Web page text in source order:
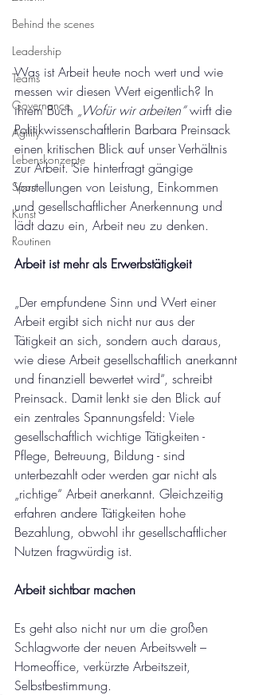
Behind the scenes
Leadership
Teams
Governance
Agility
Lebenskonzepte
Sport
Kunst
Routinen
Was ist Arbeit heute noch wert und wie
messen wir diesen Wert eigentlich? In
ihrem Buch „Wofür wir arbeiten“ wirft die
Politikwissenschaftlerin Barbara Preinsack
einen kritischen Blick auf unser Verhältnis
zur Arbeit. Sie hinterfragt gängige
Vorstellungen von Leistung, Einkommen
und gesellschaftlicher Anerkennung und
lädt dazu ein, Arbeit neu zu denken.
Arbeit ist mehr als Erwerbstätigkeit
„Der empfundene Sinn und Wert einer
Arbeit ergibt sich nicht nur aus der
Tätigkeit an sich, sondern auch daraus,
wie diese Arbeit gesellschaftlich anerkannt
und finanziell bewertet wird“, schreibt
Preinsack. Damit lenkt sie den Blick auf
ein zentrales Spannungsfeld: Viele
gesellschaftlich wichtige Tätigkeiten -
Pflege, Betreuung, Bildung - sind
unterbezahlt oder werden gar nicht als
„richtige“ Arbeit anerkannt. Gleichzeitig
erfahren andere Tätigkeiten hohe
Bezahlung, obwohl ihr gesellschaftlicher
Nutzen fragwürdig ist.
Arbeit sichtbar machen
Es geht also nicht nur um die großen
Schlagworte der neuen Arbeitswelt –
Homeoffice, verkürzte Arbeitszeit,
Selbstbestimmung.